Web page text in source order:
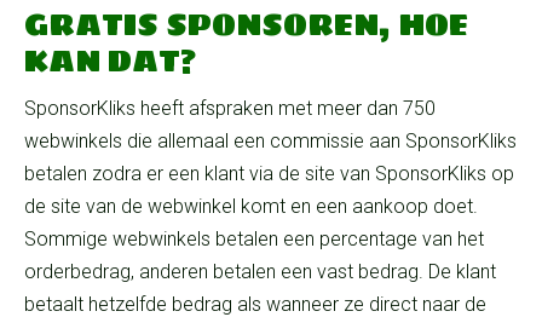
GRATIS SPONSOREN, HOE
KAN DAT?
SponsorKliks heeft afspraken met meer dan 750
webwinkels die allemaal een commissie aan SponsorKliks
betalen zodra er een klant via de site van SponsorKliks op
de site van de webwinkel komt en een aankoop doet.
Sommige webwinkels betalen een percentage van het
orderbedrag, anderen betalen een vast bedrag. De klant
betaalt hetzelfde bedrag als wanneer ze direct naar de